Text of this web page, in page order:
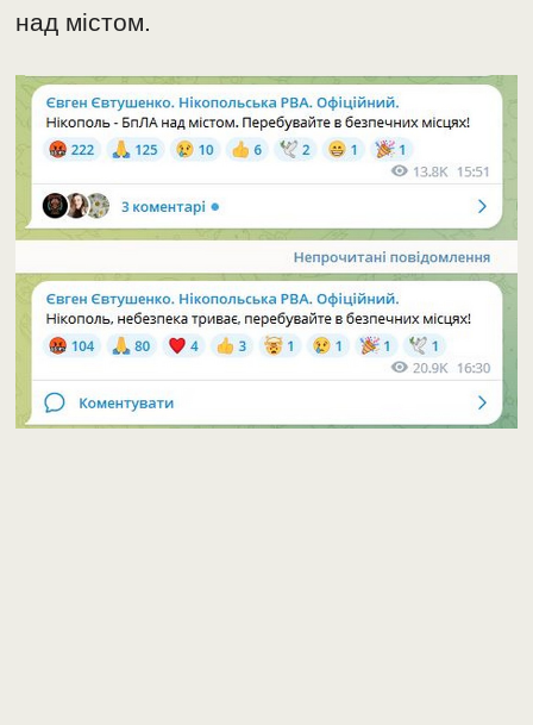
над містом.